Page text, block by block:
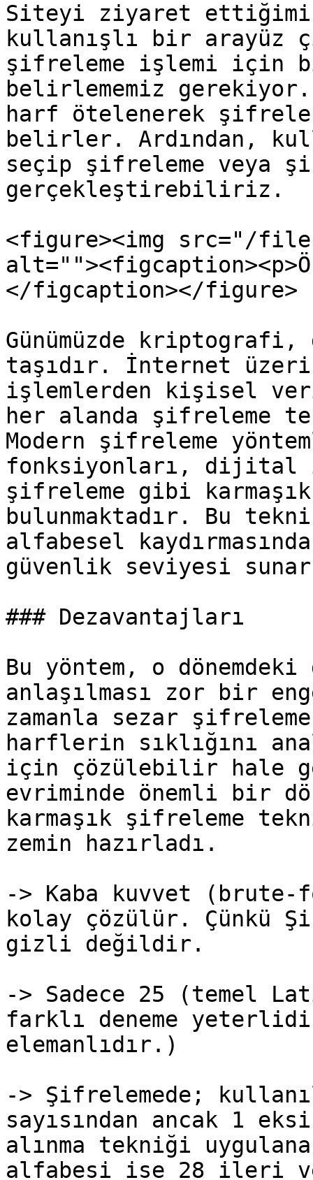
Siteyi ziyaret
kullanışlı bir arayüz
şifreleme işlemi için
belirlememiz
harf ötelenerek
belirler. Ardından,
seçip şifreleme veya
gerçekleştirebiliriz.
<figure><img src="/files/
</figcaption></figure>
Günümüzde
taşıdır. İnternet
işlemlerden kişisel
her alanda şifreleme
Modern şifreleme
fonksiyonları, dijital
şifreleme gibi
bulunmaktadır. Bu
alfabesel
güvenlik seviyesi
### Dezavantajları
Bu yöntem, o
anlaşılması zor bir
zamanla sezar
harflerin sıklığını
için çözülebilir hale
evriminde önemli bir
karmaşık şifreleme
zemin hazırladı.
-> Kaba kuvvet (brute-
kolay çözülür. Çünkü
gizli değildir.
-> Sadece 25 (temel
farklı deneme
elemanlıdır.)
-> Şifrelemede;
sayısından ancak 1
alınma tekniği
alfabesi ise 28 ileri